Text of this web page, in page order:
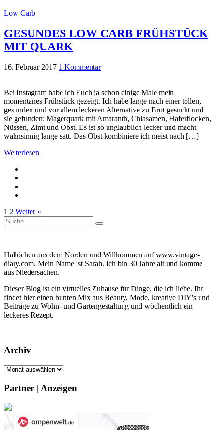
Low Carb
GESUNDES LOW CARB FRÜHSTÜCK
MIT QUARK
16. Februar 2017 1 Kommentar
Bei Instagram habe ich Euch ja schon einige Male mein
momentanes Frühstück gezeigt. Ich habe lange nach einer tollen,
gesunden und vor allem leckeren Alternative zu Brot gesucht und
sie gefunden: Magerquark mit Amaranth, Chiasamen, Haferflocken,
Nüssen, Zimt und Obst. Es ist so unglaublich lecker und macht
wahnsinnig lange satt. Das Obst kombiniere ich meist nach […]
Weiterlesen
1 2 Weiter »
Suche
nach:
Suche
Hallöchen aus dem Norden und Willkommen auf www.vintage-
diary.com. Mein Name ist Sarah. Ich bin 30 Jahre alt und komme
aus Niedersachen.
Dieser Blog ist ein virtuelles Zuhause für Dinge, die ich liebe. Ihr
findet hier einen bunten Mix aus Beauty, Mode, kreative DIY's und
Beiträge zu Wohn- und Gartengestaltung und wöchentlich ein
leckeres Rezept.
Archiv
Archiv
Partner | Anzeigen